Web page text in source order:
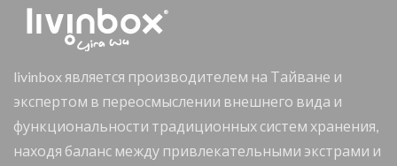
livinbox является производителем на Тайване и
экспертом в переосмыслении внешнего вида и
функциональности традиционных систем хранения,
находя баланс между привлекательными экстрами и